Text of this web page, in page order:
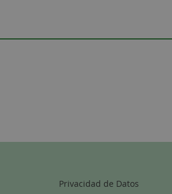
Privacidad de Datos